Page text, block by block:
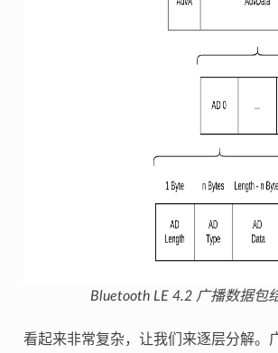
Bluetooth LE 4.2 广播数据包
看起来非常复杂，让我们来逐层分解。